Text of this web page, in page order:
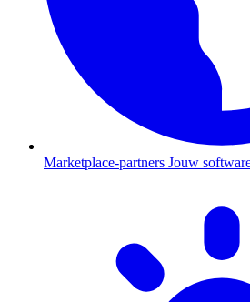
Marketplace-partners Jouw